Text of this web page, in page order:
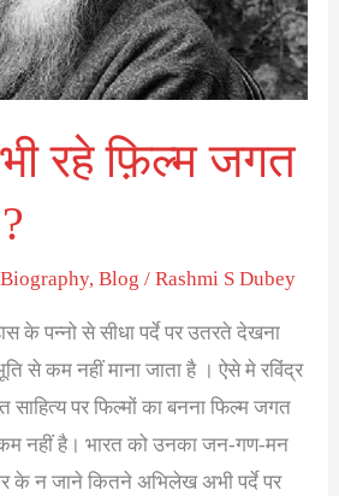
रहे फ़िल्म जगत
Biography,Blog /Rashmi S Dubey
के पन्नो से सीधा पर्दे पर उतरते देखना
से कम नहीं माना जाता है । ऐसे मे रविंद्र
साहित्य पर फिल्मों का बनना फिल्म जगत
नहीं है। भारत को उनका जन-गण-मन
के न जाने कितने अभिलेख अभी पर्दे पर